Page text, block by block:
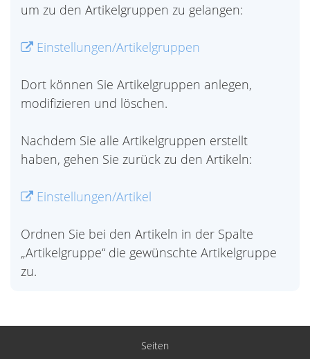
um zu den Artikelgruppen zu gelangen:
Einstellungen/Artikelgruppen
Dort können Sie Artikelgruppen anlegen,
modifizieren und löschen.
Nachdem Sie alle Artikelgruppen erstellt
haben, gehen Sie zurück zu den Artikeln:
Einstellungen/Artikel
Ordnen Sie bei den Artikeln in der Spalte
„Artikelgruppe“ die gewünschte Artikelgruppe
zu.
Seiten